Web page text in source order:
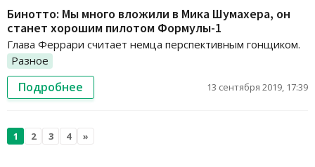
Бинотто: Мы много вложили в Мика Шумахера, он
станет хорошим пилотом Формулы-1
Глава Феррари считает немца перспективным гонщиком.
Разное
Подробнее 13 сентября 2019, 17:39
1 2 3 4 »